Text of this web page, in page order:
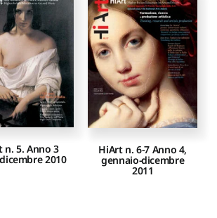
n. 5. Anno 3
2010
HiArt n. 6-7 Anno 4,
gennaio-dicembre
2011